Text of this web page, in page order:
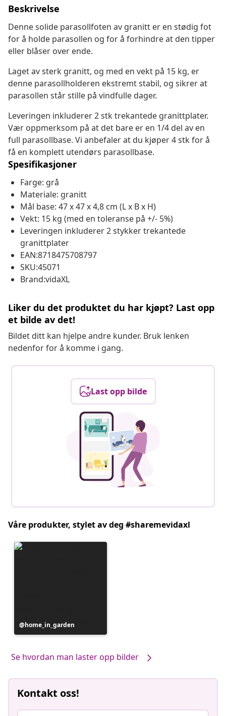
Beskrivelse
Denne solide parasollfoten av granitt er en stødig fot
for å holde parasollen og for å forhindre at den tipper
eller blåser over ende.
Laget av sterk granitt, og med en vekt på 15 kg, er
denne parasollholderen ekstremt stabil, og sikrer at
parasollen står stille på vindfulle dager.
Leveringen inkluderer 2 stk trekantede granittplater.
Vær oppmerksom på at det bare er en 1/4 del av en
full parasollbase. Vi anbefaler at du kjøper 4 stk for å
få en komplett utendørs parasollbase.
Spesifikasjoner
Farge: grå
Materiale: granitt
Mål base: 47 x 47 x 4,8 cm (L x B x H)
Vekt: 15 kg (med en toleranse på +/- 5%)
Leveringen inkluderer 2 stykker trekantede
granittplater
EAN:8718475708797
SKU:45071
Brand:vidaXL
Liker du det produktet du har kjøpt? Last opp
et bilde av det!
Bildet ditt kan hjelpe andre kunder. Bruk lenken
nedenfor for å komme i gang.
Last opp bilde
Våre produkter, stylet av deg #sharemevidaxl
Innlegg
publisert
home_in_garden
Se hvordan man laster opp bilder
Kontakt oss!